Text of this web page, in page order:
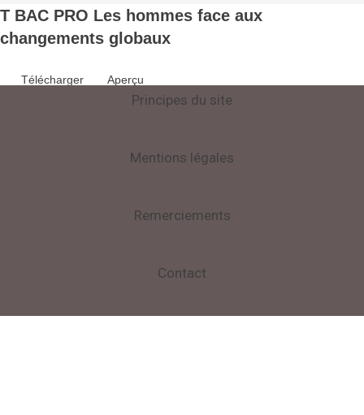
T BAC PRO Les hommes face aux
changements globaux
Télécharger Aperçu
Principes du site
Mentions légales
Remerciements
Contact